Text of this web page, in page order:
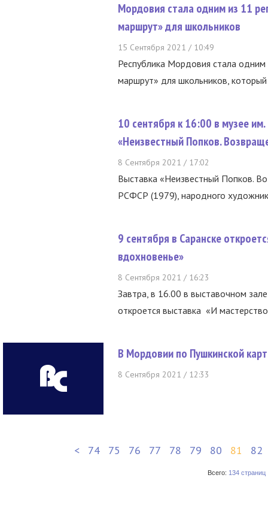
Мордовия стала одним из 11
маршрут» для школьников
15 Сентября 2021 / 10:49
Республика Мордовия стала
маршрут» для школьников, который
10 сентября к 16:00 в музее
«Неизвестный Попков.
8 Сентября 2021 / 17:02
Выставка «Неизвестный Попков.
РСФСР (1979), народного
9 сентября в Саранске
вдохновенье»
8 Сентября 2021 / 16:23
Завтра, в 16.00 в выставочном
откроется выставка «И
В Мордовии по Пушкинской
8 Сентября 2021 / 12:33
< 74 75 76 77 78 79 80 81 82
Всего: 134 страниц